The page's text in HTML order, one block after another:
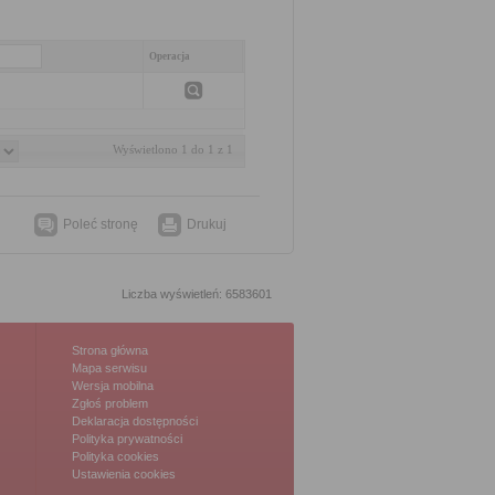
Operacja
Wyświetlono 1 do 1 z 1
Poleć stronę Drukuj
Liczba wyświetleń: 6583601
Strona główna
Mapa serwisu
Wersja mobilna
Zgłoś problem
Deklaracja dostępności
Polityka prywatności
Polityka cookies
Ustawienia cookies